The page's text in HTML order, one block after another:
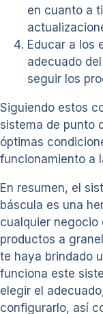
en cuanto a
Educar a los
adecuado
seguir los
Siguiendo estos
sistema de punto
óptimas
funcionamiento a
En resumen, el
báscula es una
cualquier negocio
productos a
te haya brindado
funciona este
elegir el
configurarlo, así